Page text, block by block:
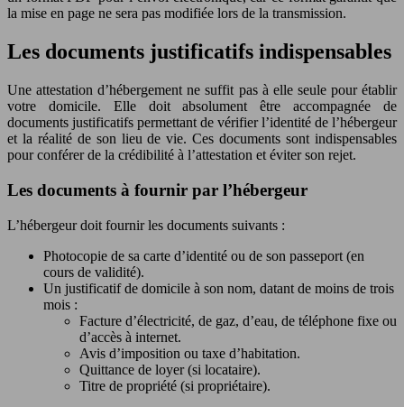
la mise en page ne sera pas modifiée lors de la transmission.
Les documents justificatifs indispensables
Une attestation d’hébergement ne suffit pas à elle seule pour établir
votre domicile. Elle doit absolument être accompagnée de
documents justificatifs permettant de vérifier l’identité de l’hébergeur
et la réalité de son lieu de vie. Ces documents sont indispensables
pour conférer de la crédibilité à l’attestation et éviter son rejet.
Les documents à fournir par l’hébergeur
L’hébergeur doit fournir les documents suivants :
Photocopie de sa carte d’identité ou de son passeport (en
cours de validité).
Un justificatif de domicile à son nom, datant de moins de trois
mois :
Facture d’électricité, de gaz, d’eau, de téléphone fixe ou
d’accès à internet.
Avis d’imposition ou taxe d’habitation.
Quittance de loyer (si locataire).
Titre de propriété (si propriétaire).